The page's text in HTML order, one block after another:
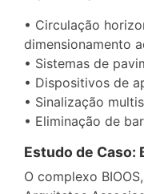
• Circulação
dimensionamento
• Sistemas de
• Dispositivos de
• Sinalização
• Eliminação de
Estudo de Caso:
O complexo